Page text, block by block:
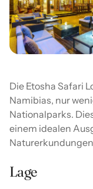
Die Etosha Safari
Namibias, nur
Nationalparks.
einem idealen
Lage